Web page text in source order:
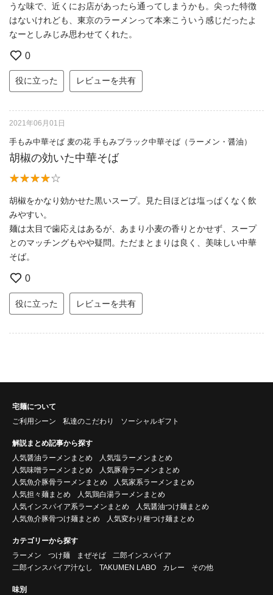
うな味で、近くにお店があったら通ってしまうかも。尖った特徴
はないけれども、東京のラーメンって本来こういう感じだったよ
なーとしみじみ思わせてくれた。
0
役に立った レビューを共有
2021年06月01日
手もみ中華そば 麦の花 手もみブラック中華そば（ラーメン・醤油）
胡椒の効いた中華そば
胡椒をかなり効かせた黒いスープ。見た目ほどは塩っぱくなく飲
みやすい。
麺は太目で歯応えはあるが、あまり小麦の香りとかせず、スープ
とのマッチングもやや疑問。ただまとまりは良く、美味しい中華
そば。
0
役に立った レビューを共有
宅麺について
ご利用シーン
私達のこだわり ソーシャルギフト
解説まとめ記事から探す
人気醤油ラーメンまとめ
人気塩ラーメンまとめ
人気味噌ラーメンまとめ
人気豚骨ラーメンまとめ
人気魚介豚骨ラーメンまとめ
人気家系ラーメンまとめ
人気担々麺まとめ
人気鶏白湯ラーメンまとめ
人気インスパイア系ラーメンまとめ
人気醤油つけ麺まとめ
人気魚介豚骨つけ麺まとめ
人気変わり種つけ麺まとめ
カテゴリーから探す
ラーメン
つけ麺 まぜそば
二郎インスパイア
二郎インスパイア汁なし
TAKUMEN LABO カレー その他
味別